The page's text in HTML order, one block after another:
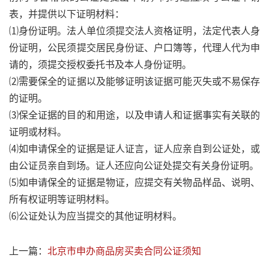
表，并提供以下证明材料：
⑴身份证明。法人单位须提交法人资格证明，法定代表人身
份证明，公民须提交居民身份证、户口簿等，代理人代为申
请的，须提交授权委托书及本人身份证明。
⑵需要保全的证据以及能够证明该证据可能灭失或不易保存
的证明。
⑶保全证据的目的和用途，以及申请人和证据事实有关联的
证明或材料。
⑷如申请保全的证据是证人证言，证人应亲自到公证处，或
由公证员亲自到场。证人还应向公证处提交有关身份证明。
⑸如申请保全的证据是物证，应提交有关物品样品、说明、
所有权证明等证明材料。
⑹公证处认为应当提交的其他证明材料。
上一篇： 北京市申办商品房买卖合同公证须知